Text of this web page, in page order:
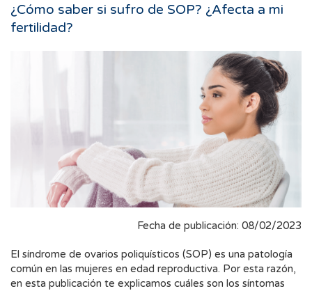
¿Cómo saber si sufro de SOP? ¿Afecta a mi
fertilidad?
Fecha de publicación: 08/02/2023
El síndrome de ovarios poliquísticos (SOP) es una patología
común en las mujeres en edad reproductiva. Por esta razón,
en esta publicación te explicamos cuáles son los síntomas